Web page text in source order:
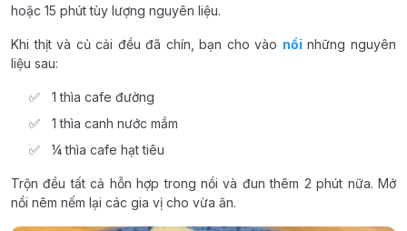
hoặc 15 phút tùy lượng nguyên liệu.
Khi thịt và củ cải đều đã chín, bạn cho vào nồi những nguyên
liệu sau:
1 thìa cafe đường
1 thìa canh nước mắm
¼ thìa cafe hạt tiêu
Trộn đều tất cả hỗn hợp trong nồi và đun thêm 2 phút nữa. Mở
nồi nêm nếm lại các gia vị cho vừa ăn.